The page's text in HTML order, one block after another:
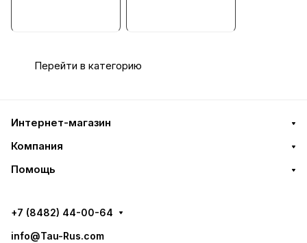
Перейти в категорию
Интернет-магазин
Компания
Помощь
+7 (8482) 44-00-64
info@Tau-Rus.com